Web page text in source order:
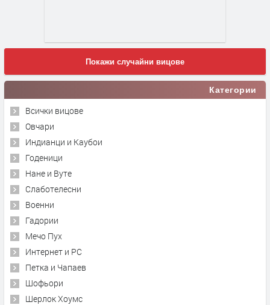
Покажи случайни вицове
Категории
Всички вицове
Овчари
Индианци и Каубои
Годеници
Нане и Вуте
Слаботелесни
Военни
Гадории
Мечо Пух
Интернет и PC
Петка и Чапаев
Шофьори
Шерлок Хоумс